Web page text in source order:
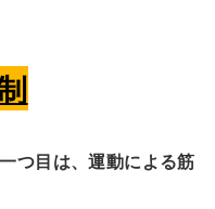
つ目は、運動による筋